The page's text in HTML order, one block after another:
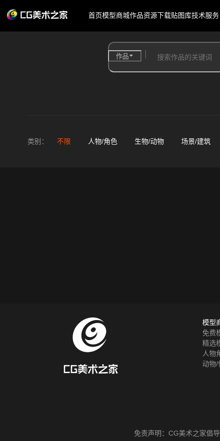
首页模型商城作品资源下载贴图库技术服务
作品
类别： 不限 人物/角色 生物/动物 场景/建筑
模型
免费
精选
人物
动物/
免责声明： CG美术之家倡